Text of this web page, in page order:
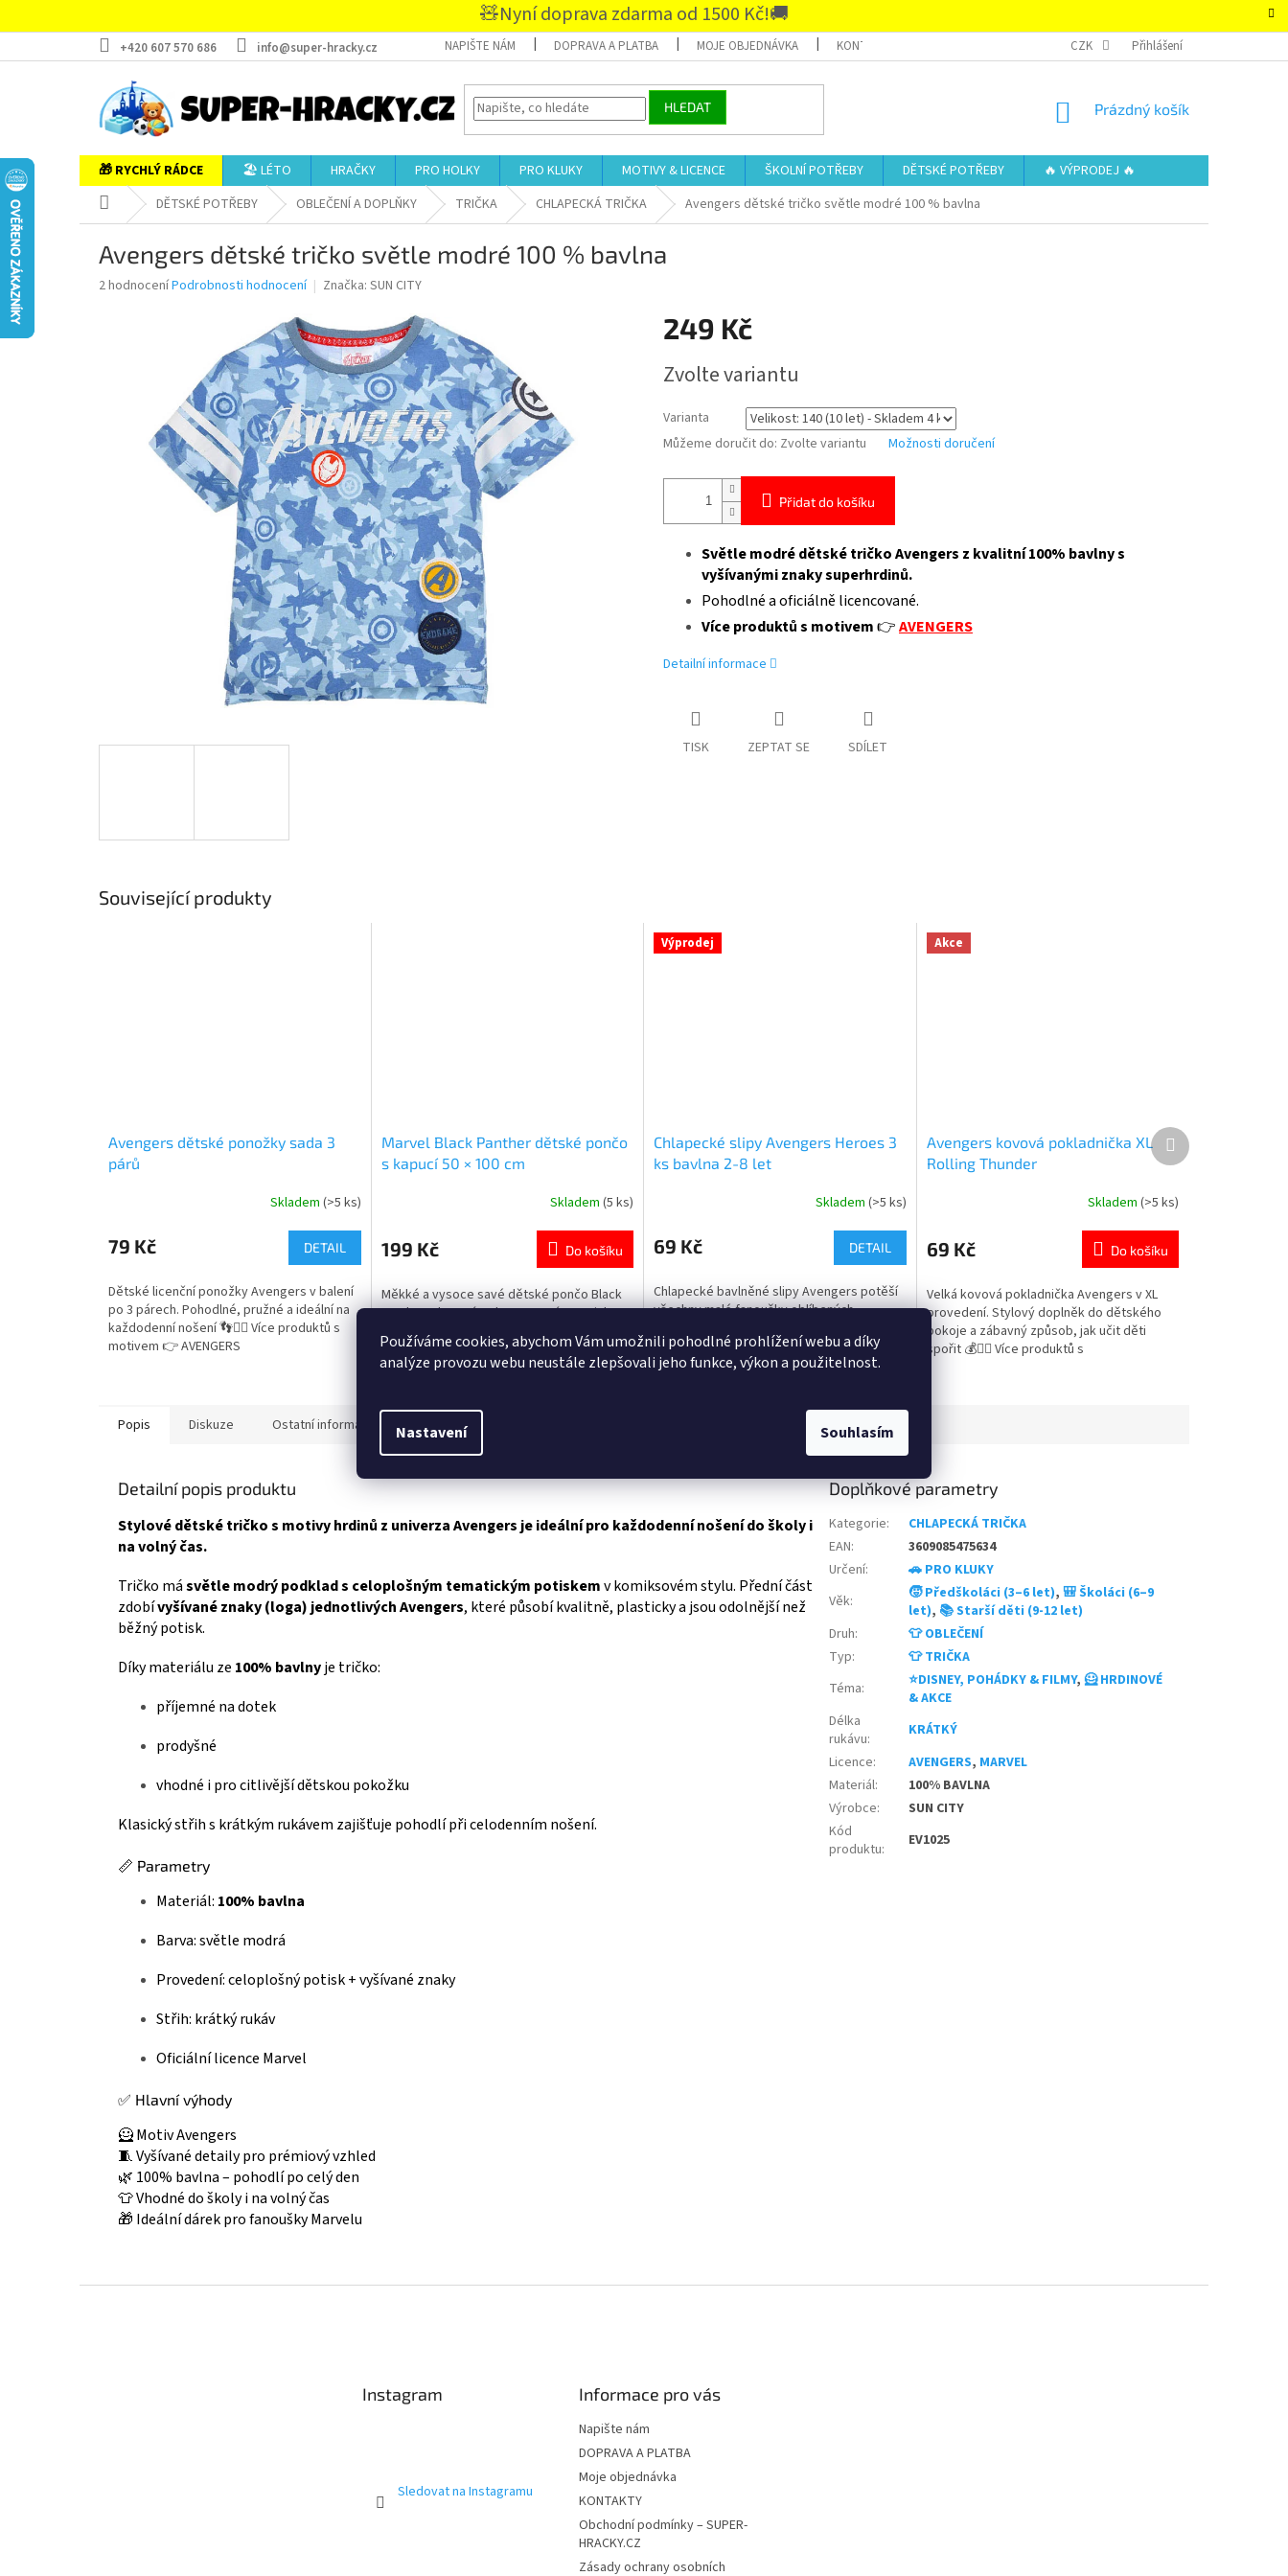
Používáme cookies, abychom Vám umožnili pohodlné prohlížení webu a díky
analýze provozu webu neustále zlepšovali jeho funkce, výkon a použitelnost.
Nastavení Souhlasím
🧸Nyní doprava zdarma od 1500 Kč!🚚
+420 607 570 686 info@super-hracky.cz NAPIŠTE NÁM DOPRAVA A PLATBA MOJE OBJEDNÁVKA KONTAKTY OBCHODNÍ PODMÍNKY – SUPER-HRACKY.CZ
CZK Přihlášení
HLEDAT
NÁKUPNÍ
Prázdný košík
🎁 RYCHLÝ RÁDCE 🏖️ LÉTO HRAČKY PRO HOLKY PRO KLUKY MOTIVY & LICENCE ŠKOLNÍ POTŘEBY DĚTSKÉ POTŘEBY
🔥 VÝPRODEJ 🔥
Domů DĚTSKÉ POTŘEBY OBLEČENÍ A DOPLŇKY TRIČKA CHLAPECKÁ TRIČKA Avengers dětské tričko světle modré 100 % bavlna
Avengers dětské tričko světle modré 100 % bavlna
Průměrné
2 hodnoceníPodrobnosti hodnocení Značka: SUN CITY
249 Kč
cena:
Zvolte variantu
Varianta
Můžeme doručit do: Zvolte variantu Možnosti doručení
Přidat do košíku
Světle modré dětské tričko Avengers z kvalitní 100% bavlnys
vyšívanými znaky superhrdinů.
Pohodlné a oficiálně licencované.
Více produktů s motivem👉AVENGERS
Detailní informace
TISK ZEPTAT SE SDÍLET
Související produkty
Avengers dětské ponožky sada 3
párů
produktu
je
z
5
hvězdiček.
Skladem (>5 ks)
79 Kč DETAIL
Dětské licenční ponožky Avengers v balení
po 3 párech. Pohodlné, pružné a ideální na
každodenní nošení 👣🦸‍♂️ Více produktů s
motivem 👉 AVENGERS
Marvel Black Panther dětské pončo
s kapucí 50 × 100 cm
produktu
je
z
5
hvězdiček.
Skladem(5 ks)
199 Kč Do košíku
Měkké a vysoce savé dětské pončo Black
Panther s kapucí a oboustranným potiskem.
Ideální po koupání, k bazénu i na pláž 🌊🛁
Více produktů s motivem 👉 AVENGERS
Výprodej
Chlapecké slipy Avengers Heroes 3
ks bavlna 2-8 let
produktu
je
z
5
hvězdiček.
Skladem (>5 ks)
69 Kč DETAIL
Chlapecké bavlněné slipy Avengers potěší
všechny malé fanoušky oblíbených
různými motivy Avengers. Pružný pas
zajišťuje pohodlné nošení po celý den.
Akce
Avengers kovová pokladnička XL
Rolling Thunder
produktu
je
z
5
hvězdiček.
Skladem(>5 ks)
69 Kč Do košíku
Velká kovová pokladnička Avengers v XL
provedení. Stylový doplněk do dětského
pokoje a zábavný způsob, jak učit děti
spořit 💰🦸‍♂️ Více produktů s
Další
produkt
Popis Diskuze Ostatní informace
Detailní popis produktu
Stylové dětské tričko s motivy hrdinů z univerzaAvengersje ideální pro každodenní nošení do školy i
na volný čas.
Tričko másvětle modrý podklad s celoplošným tematickým potiskemv komiksovém stylu. Přední část
zdobívyšívané znaky (loga) jednotlivých Avengers, které působí kvalitně, plasticky a jsou odolnější než
běžný potisk.
Díky materiálu ze 100% bavlnyje tričko:
příjemné na dotek
prodyšné
vhodné i pro citlivější dětskou pokožku
Klasický střih s krátkým rukávem zajišťuje pohodlí při celodenním nošení.
📏 Parametry
Materiál: 100% bavlna
Barva: světle modrá
Provedení: celoplošný potisk + vyšívané znaky
Střih: krátký rukáv
Oficiální licence Marvel
✅ Hlavní výhody
🦸 Motiv Avengers
🧵 Vyšívané detaily pro prémiový vzhled
🌿 100% bavlna – pohodlí po celý den
👕 Vhodné do školy i na volný čas
🎁 Ideální dárek pro fanoušky Marvelu
Doplňkové parametry
Kategorie:
CHLAPECKÁ TRIČKA
EAN:
3609085475634
Určení:
🚗 PRO KLUKY
Věk: 🧒 Předškoláci (3–6 let),🎒 Školáci (6–9
let), 📚 Starší děti (9-12 let)
Druh:
👕 OBLEČENÍ
Typ:
👕 TRIČKA
Téma: ⭐DISNEY, POHÁDKY & FILMY,🦸 HRDINOVÉ
& AKCE
Délka
rukávu:
KRÁTKÝ
Licence: AVENGERS, MARVEL
Materiál:
100% BAVLNA
Výrobce:
SUN CITY
Kód
produktu: EV1025
Instagram
Sledovat na Instagramu
Informace pro vás
Napište nám
DOPRAVA A PLATBA
Moje objednávka
KONTAKTY
Obchodní podmínky – SUPER-
HRACKY.CZ
Zásady ochrany osobních